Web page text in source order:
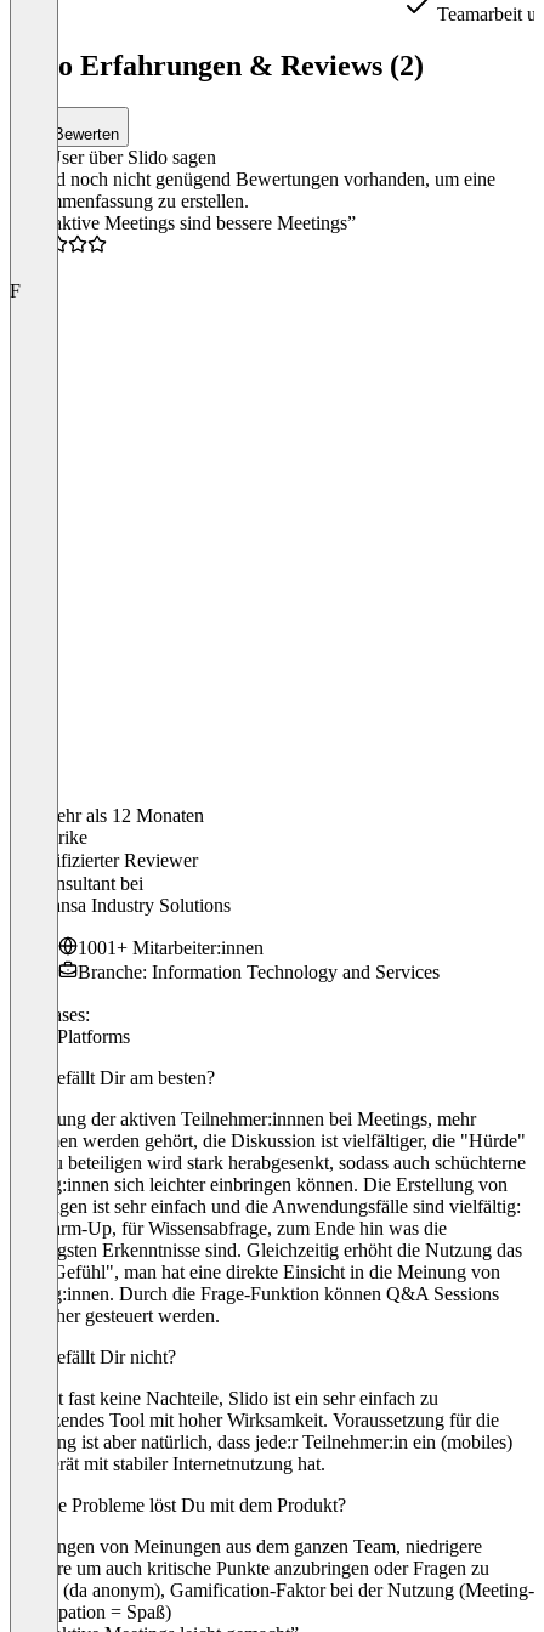
Teamarbeit
Slido Erfahrungen & Reviews (2)
Bewerten
Was User über Slido sagen
Es sind noch nicht genügend Bewertungen vorhanden, um eine
Zusammenfassung zu erstellen.
“Interaktive Meetings sind bessere Meetings”
F
Vor mehr als 12 Monaten
Friederike
Verifizierter Reviewer
IT Consultant bei
Lufthansa Industry Solutions
1001+ Mitarbeiter:innen
Branche: Information Technology and Services
Use cases:
Q&A Platforms
Was gefällt Dir am besten?
Erhöhung der aktiven Teilnehmer:innnen bei Meetings, mehr
Stimmen werden gehört, die Diskussion ist vielfältiger, die "Hürde"
sich zu beteiligen wird stark herabgesenkt, sodass auch schüchterne
Kolleg:innen sich leichter einbringen können. Die Erstellung von
Umfragen ist sehr einfach und die Anwendungsfälle sind vielfältig:
als Warm-Up, für Wissensabfrage, zum Ende hin was die
wichtigsten Erkenntnisse sind. Gleichzeitig erhöht die Nutzung das
"Wir-Gefühl", man hat eine direkte Einsicht in die Meinung von
Kolleg:innen. Durch die Frage-Funktion können Q&A Sessions
einfacher gesteuert werden.
Was gefällt Dir nicht?
Es gibt fast keine Nachteile, Slido ist ein sehr einfach zu
benutzendes Tool mit hoher Wirksamkeit. Voraussetzung für die
Nutzung ist aber natürlich, dass jede:r Teilnehmer:in ein (mobiles)
Endgerät mit stabiler Internetnutzung hat.
Welche Probleme löst Du mit dem Produkt?
Einbringen von Meinungen aus dem ganzen Team, niedrigere
Barriere um auch kritische Punkte anzubringen oder Fragen zu
stellen (da anonym), Gamification-Faktor bei der Nutzung (Meeting-
Partizipation = Spaß)